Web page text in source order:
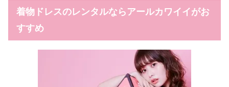
着物ドレスのレンタルならアールカワイイがお
すすめ